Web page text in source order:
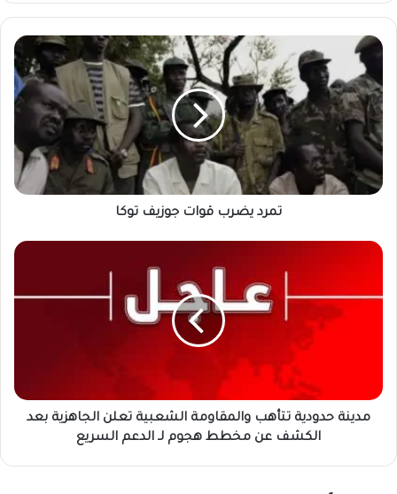
تمرد
يضرب
قوات
جوزيف
توكا
تمرد يضرب قوات جوزيف توكا
مدينة
والمقاومة
الكشف
عنمدينة حدودية تتأهب والمقاومة الشعبية تعلن الجاهزية بعد
الكشف عن مخطط هجوم لـ الدعم السريع